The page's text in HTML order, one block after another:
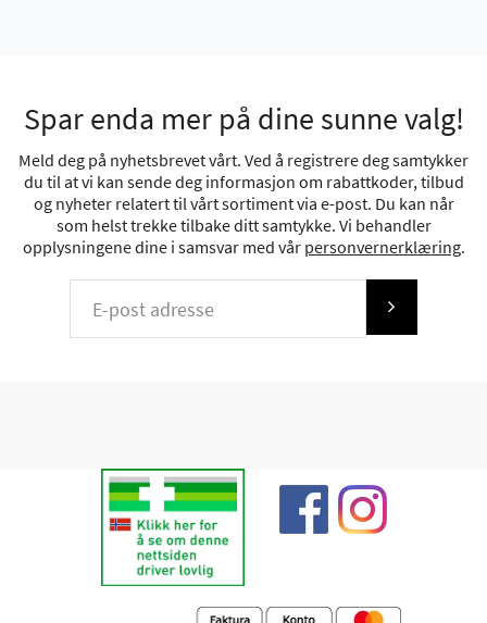
Spar enda mer på dine sunne valg!
Meld deg på nyhetsbrevet vårt. Ved å registrere deg samtykker
du til at vi kan sende deg informasjon om rabattkoder, tilbud
og nyheter relatert til vårt sortiment via e-post. Du kan når
som helst trekke tilbake ditt samtykke. Vi behandler
opplysningene dine i samsvar med vår personvernerklæring.